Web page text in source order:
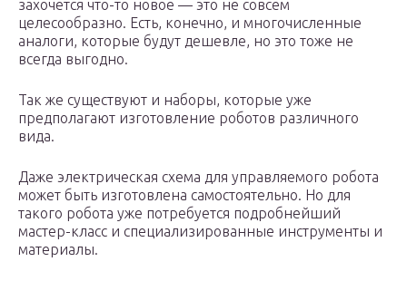
захочется что-то новое — это не совсем
целесообразно. Есть, конечно, и многочисленные
аналоги, которые будут дешевле, но это тоже не
всегда выгодно.
Так же существуют и наборы, которые уже
предполагают изготовление роботов различного
вида.
Даже электрическая схема для управляемого робота
может быть изготовлена самостоятельно. Но для
такого робота уже потребуется подробнейший
мастер-класс и специализированные инструменты и
материалы.